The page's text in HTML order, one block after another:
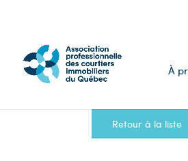
À
Retour à la liste